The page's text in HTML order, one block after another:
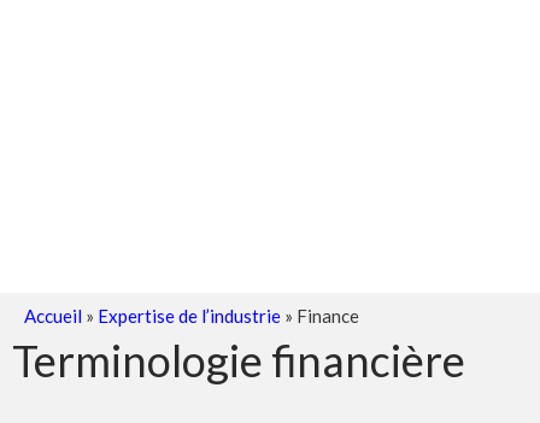
Accueil » Expertise de l’industrie » Finance
Terminologie financière